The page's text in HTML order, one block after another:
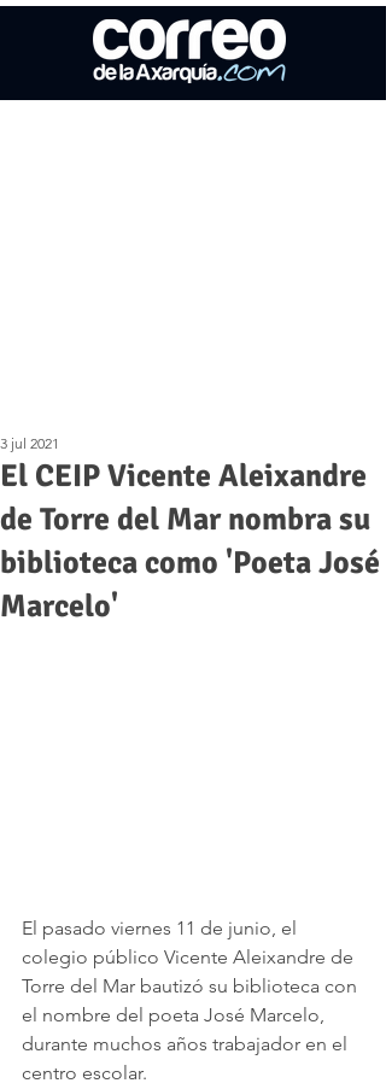
El CEIP Vicente Aleixandre
de Torre del Mar nombra su
biblioteca como 'Poeta José
Marcelo'
3 jul 2021
El pasado viernes 11 de junio, el
colegio público Vicente Aleixandre de
To­rre del Mar bautizó su biblioteca con
el nombre del poeta José Marcelo,
durante muchos años trabajador en el
centro escolar.